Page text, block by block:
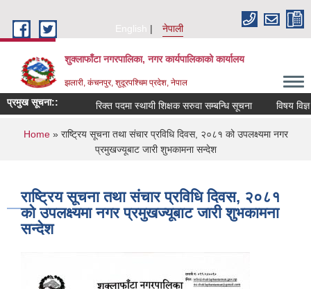
English
नेपाली
शुक्लाफाँटा नगरपालिका, नगर कार्यपालिकाको कार्यालय
झलारी, कंचनपुर, शुदूरपश्चिम प्रदेश, नेपाल
प्रमुख सूचना:: रिक्त पदमा स्थायी शिक्षक सरुवा सम्बन्धि सूचना विषय
You are here
Home» राष्ट्रिय सूचना तथा संचार प्रविधि दिवस, २०८१ को उपलक्ष्यमा नगर
प्रमुखज्यूबाट जारी शुभकामना सन्देश
राष्ट्रिय सूचना तथा संचार प्रविधि दिवस, २०८१
को उपलक्ष्यमा नगर प्रमुखज्यूबाट जारी शुभकामना
सन्देश